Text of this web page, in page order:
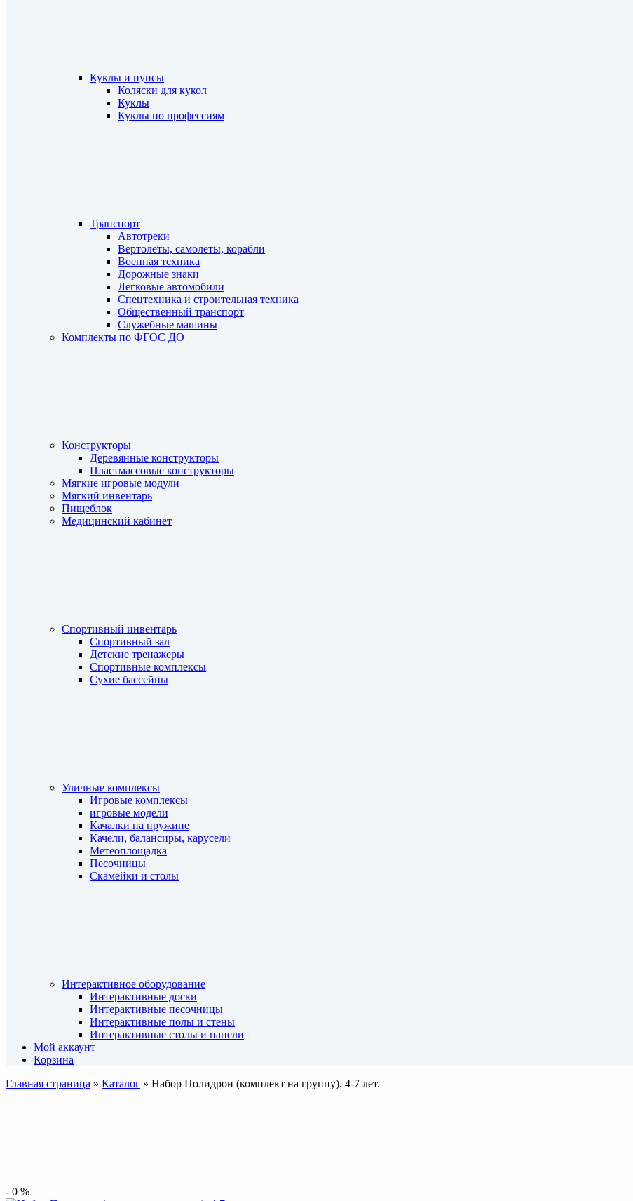
Куклы и пупсы
Коляски для кукол
Куклы
Куклы по профессиям
Транспорт
Автотреки
Вертолеты, самолеты, корабли
Военная техника
Дорожные знаки
Легковые автомобили
Спецтехника и строительная техника
Общественный транспорт
Служебные машины
Комплекты по ФГОС ДО
Конструкторы
Деревянные конструкторы
Пластмассовые конструкторы
Мягкие игровые модули
Мягкий инвентарь
Пищеблок
Медицинский кабинет
Спортивный инвентарь
Спортивный зал
Детские тренажеры
Спортивные комплексы
Сухие бассейны
Уличные комплексы
Игровые комплексы
игровые модели
Качалки на пружине
Качели, балансиры, карусели
Метеоплощадка
Песочницы
Скамейки и столы
Интерактивное оборудование
Интерактивные доски
Интерактивные песочницы
Интерактивные полы и стены
Интерактивные столы и панели
Мой аккаунт
Корзина
Главная страница » Каталог » Набор Полидрон (комплект на группу). 4-7 лет.
- 0 %